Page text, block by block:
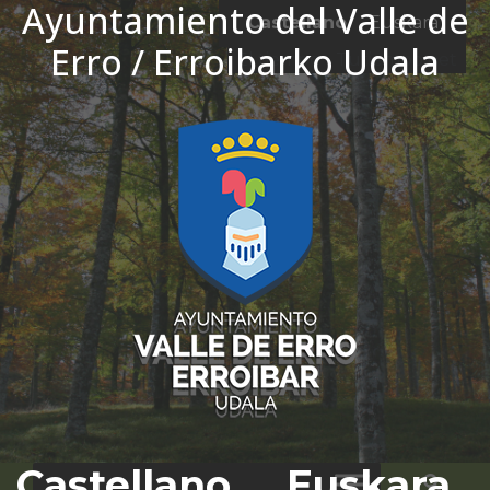
Ayuntamiento del Valle de
Erro / Erroibarko Udala
Ir al contenido
Castellano
Euskara
El tiempo - Tutiempo.net